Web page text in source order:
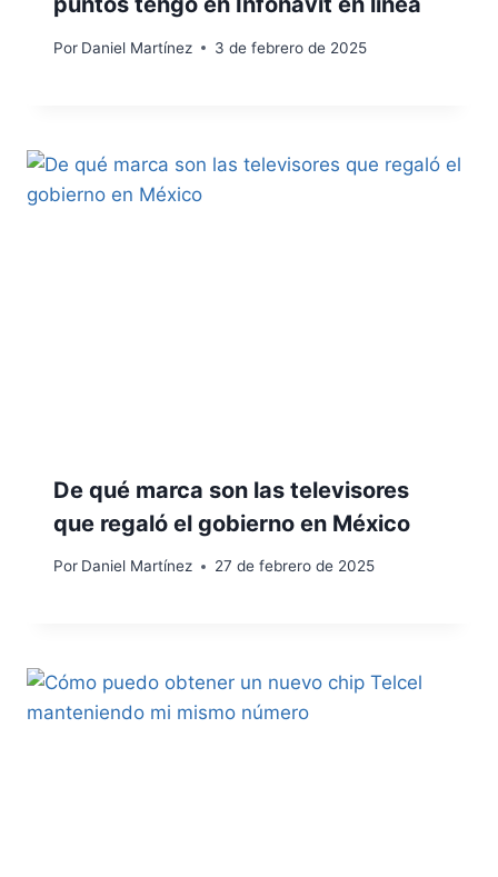
Por Daniel Martínez 3 de febrero de 2025
De qué marca son las televisores
que regaló el gobierno en México
Por Daniel Martínez 27 de febrero de 2025